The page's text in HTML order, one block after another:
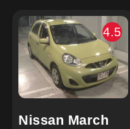
Nissan March
4.5